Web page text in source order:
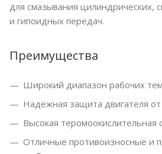
для смазывания цилиндрических,
и гипоидных передач.
Преимущества
Широкий диапазон рабочих
Надежная защита двигателя
Высокая теромоокислительная
Отличные противоизносные и